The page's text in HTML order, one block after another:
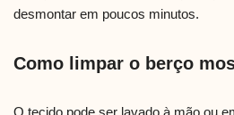
desmontar em poucos minutos.
Como limpar o berço
O tecido pode ser lavado à mão ou